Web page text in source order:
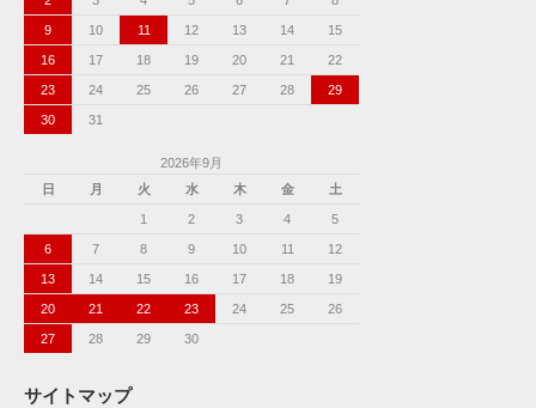
9 10 11 12 13 14 15
16 17 18 19 20 21 22
23 24 25 26 27 28 29
30 31
2026年9月
日
月 火 水 木 金 土
1 2 3 4 5
6 7 8 9 10 11 12
13 14 15 16 17 18 19
20 21 22 23 24 25 26
27 28 29 30
サイトマップ